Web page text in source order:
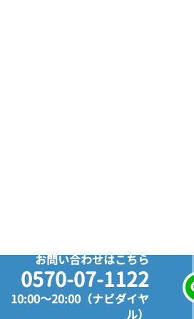
お問い合わせはこちら
0570-07-1122
10:00～20:00（ナビダイヤ
ル）